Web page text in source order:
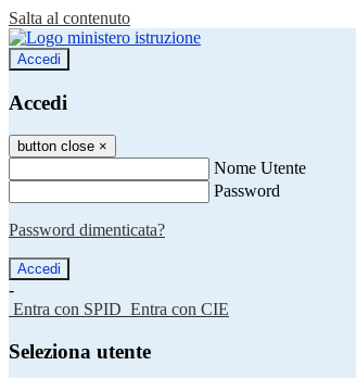
Salta al contenuto
Accedi
Accedi
button close ×
Nome Utente
Password
Password dimenticata?
-
Entra con SPID Entra con CIE
Seleziona utente